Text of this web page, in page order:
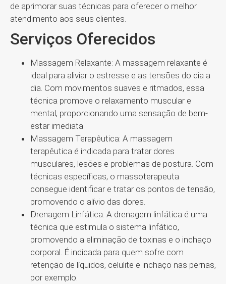
de aprimorar suas técnicas para oferecer o melhor
atendimento aos seus clientes.
Serviços Oferecidos
Massagem Relaxante: A massagem relaxante é
ideal para aliviar o estresse e as tensões do dia a
dia. Com movimentos suaves e ritmados, essa
técnica promove o relaxamento muscular e
mental, proporcionando uma sensação de bem-
estar imediata.
Massagem Terapêutica: A massagem
terapêutica é indicada para tratar dores
musculares, lesões e problemas de postura. Com
técnicas específicas, o massoterapeuta
consegue identificar e tratar os pontos de tensão,
promovendo o alívio das dores.
Drenagem Linfática: A drenagem linfática é uma
técnica que estimula o sistema linfático,
promovendo a eliminação de toxinas e o inchaço
corporal. É indicada para quem sofre com
retenção de líquidos, celulite e inchaço nas pernas,
por exemplo.